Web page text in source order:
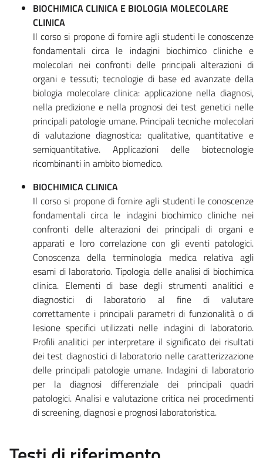
BIOCHIMICA CLINICA E BIOLOGIA MOLECOLARE
CLINICA
Il corso si propone di fornire agli studenti le conoscenze
fondamentali circa le indagini biochimico cliniche e
molecolari nei confronti delle principali alterazioni di
organi e tessuti; tecnologie di base ed avanzate della
biologia molecolare clinica: applicazione nella diagnosi,
nella predizione e nella prognosi dei test genetici nelle
principali patologie umane. Principali tecniche molecolari
di valutazione diagnostica: qualitative, quantitative e
semiquantitative. Applicazioni delle biotecnologie
ricombinanti in ambito biomedico.
BIOCHIMICA CLINICA
Il corso si propone di fornire agli studenti le conoscenze
fondamentali circa le indagini biochimico cliniche nei
confronti delle alterazioni dei principali di organi e
apparati e loro correlazione con gli eventi patologici.
Conoscenza della terminologia medica relativa agli
esami di laboratorio. Tipologia delle analisi di biochimica
clinica. Elementi di base degli strumenti analitici e
diagnostici di laboratorio al fine di valutare
correttamente i principali parametri di funzionalità o di
lesione specifici utilizzati nelle indagini di laboratorio.
Profili analitici per interpretare il significato dei risultati
dei test diagnostici di laboratorio nelle caratterizzazione
delle principali patologie umane. Indagini di laboratorio
per la diagnosi differenziale dei principali quadri
patologici. Analisi e valutazione critica nei procedimenti
di screening, diagnosi e prognosi laboratoristica.